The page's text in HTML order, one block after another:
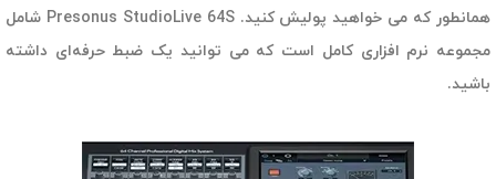
همانطور که می خواهید پولیش کنید. Presonus StudioLive 64S شامل
مجموعه نرم افزاری کامل است که می توانید یک ضبط حرفه‌ای داشته
باشید.